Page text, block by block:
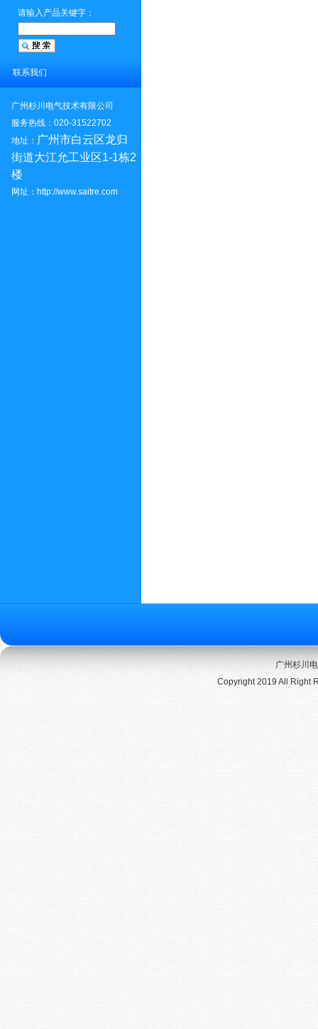
请输入产品关键字：
联系我们
广州杉川电气技术有限公司
服务热线 ： 020-31522702
地址： 广州市白云区龙归
街道大江允工业区1-1栋2
楼
网址：http://www.saitre.com
广州杉川
Copyright 2019 All Right